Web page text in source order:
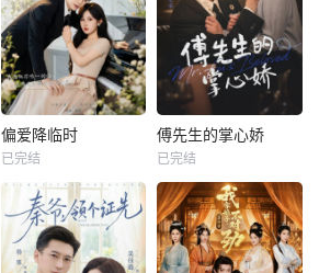
偏爱降临时
已完结
傅先生的掌心娇
已完结